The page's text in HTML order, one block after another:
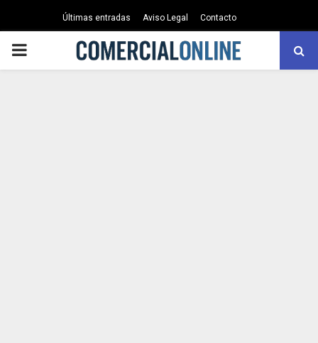
Últimas entradas Aviso Legal Contacto
PRIMARY